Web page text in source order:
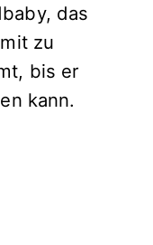
das
zu
bis er
kann.